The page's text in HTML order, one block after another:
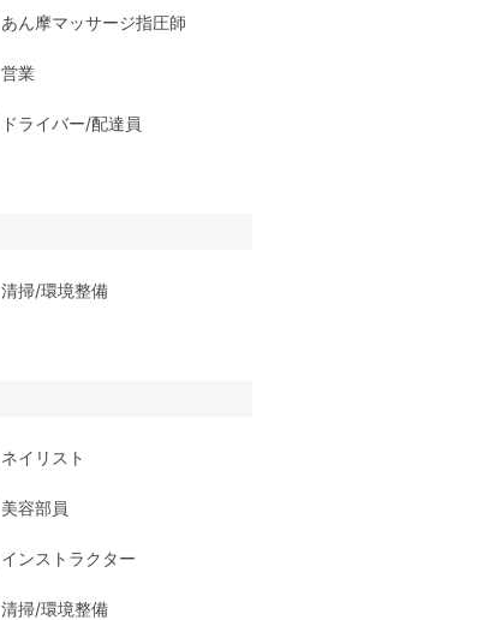
あん摩マッサージ指圧師
営業
ドライバー/配達員
清掃/環境整備
ネイリスト
美容部員
インストラクター
清掃/環境整備